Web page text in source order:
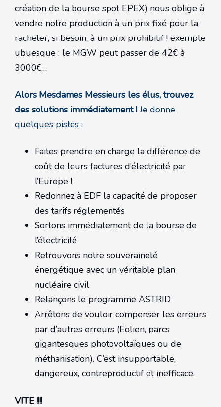
création de la bourse spot EPEX) nous oblige à
vendre notre production à un prix fixé pour la
racheter, si besoin, à un prix prohibitif ! exemple
ubuesque : le MGW peut passer de 42€ à
3000€…
Alors Mesdames Messieurs les élus, trouvez
des solutions immédiatement !Je donne
quelques pistes :
Faites prendre en charge la différence de
coût de leurs factures d’électricité par
l’Europe !
Redonnez à EDF la capacité de proposer
des tarifs réglementés
Sortons immédiatement de la bourse de
l’électricité
Retrouvons notre souveraineté
énergétique avec un véritable plan
nucléaire civil
Relançons le programme ASTRID
Arrêtons de vouloir compenser les erreurs
par d’autres erreurs (Eolien, parcs
gigantesques photovoltaïques ou de
méthanisation). C’est insupportable,
dangereux, contreproductif et inefficace.
VITE !!!!